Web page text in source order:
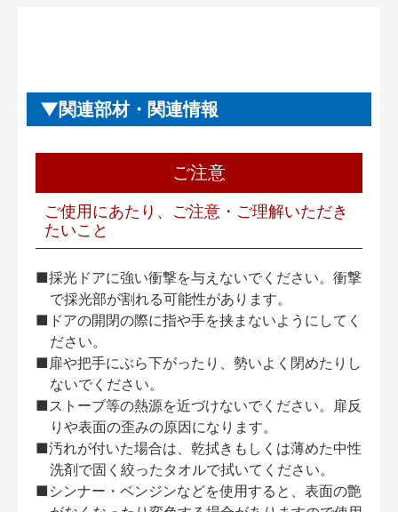
関連部材・関連情報
ご注意
ご使用にあたり、ご注意・ご理解いただき
たいこと
■採光ドアに強い衝撃を与えないでください。衝撃
で採光部が割れる可能性があります。
■ドアの開閉の際に指や手を挟まないようにしてく
ださい。
■扉や把手にぶら下がったり、勢いよく閉めたりし
ないでください。
■ストーブ等の熱源を近づけないでください。扉反
りや表面の歪みの原因になります。
■汚れが付いた場合は、乾拭きもしくは薄めた中性
洗剤で固く絞ったタオルで拭いてください。
■シンナー・ベンジンなどを使用すると、表面の艶